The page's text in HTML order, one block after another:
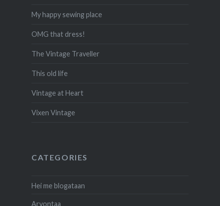
My happy sewing place
OMG that dress!
The Vintage Traveller
This old life
Vintage at Heart
Vixen Vintage
CATEGORIES
Hei me blogataan
Arvontaa